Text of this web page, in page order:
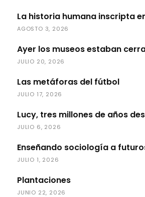
La historia humana inscripta
AGOSTO 3, 2026
Ayer los museos estaban
JULIO 20, 2026
Las metáforas del fútbol
JULIO 17, 2026
Lucy, tres millones de años
JULIO 6, 2026
Enseñando sociología a
JULIO 1, 2026
Plantaciones
JUNIO 22, 2026